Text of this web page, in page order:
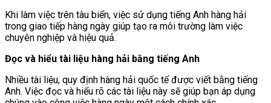
Khi làm việc trên tàu biển, việc sử dụng tiếng Anh hàng hải
trong giao tiếp hàng ngày giúp tạo ra môi trường làm việc
chuyên nghiệp và hiệu quả.
Đọc và hiểu tài liệu hàng hải bằng tiếng Anh
Nhiều tài liệu, quy định hàng hải quốc tế được viết bằng tiếng
Anh. Việc đọc và hiểu rõ các tài liệu này sẽ giúp bạn áp dụng